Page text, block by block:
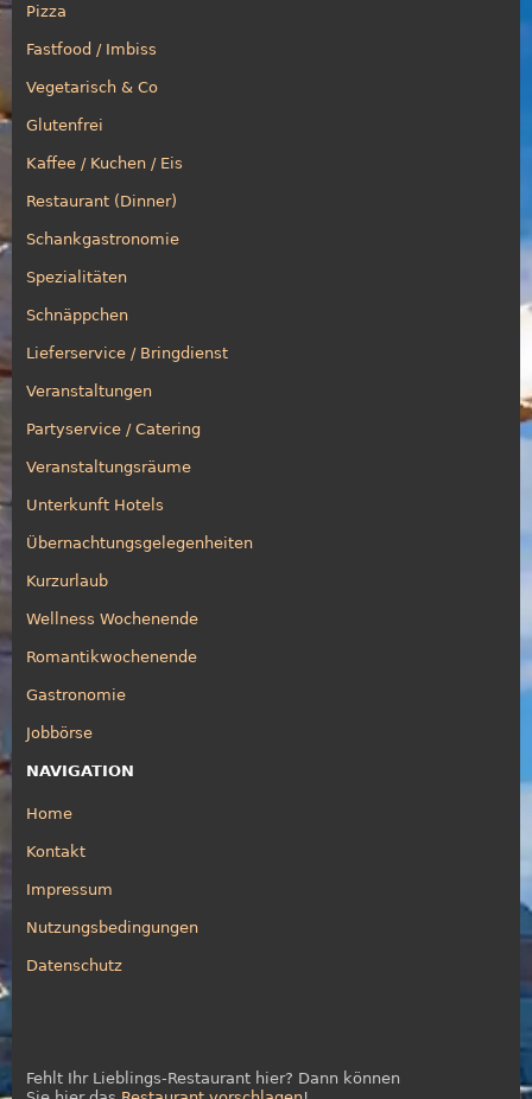
Pizza
Fastfood / Imbiss
Vegetarisch & Co
Glutenfrei
Kaffee / Kuchen / Eis
Restaurant (Dinner)
Schankgastronomie
Spezialitäten
Schnäppchen
Lieferservice / Bringdienst
Veranstaltungen
Partyservice / Catering
Veranstaltungsräume
Unterkunft Hotels
Übernachtungsgelegenheiten
Kurzurlaub
Wellness Wochenende
Romantikwochenende
Gastronomie
Jobbörse
NAVIGATION
Home
Kontakt
Impressum
Nutzungsbedingungen
Datenschutz
Fehlt Ihr Lieblings-Restaurant hier? Dann können